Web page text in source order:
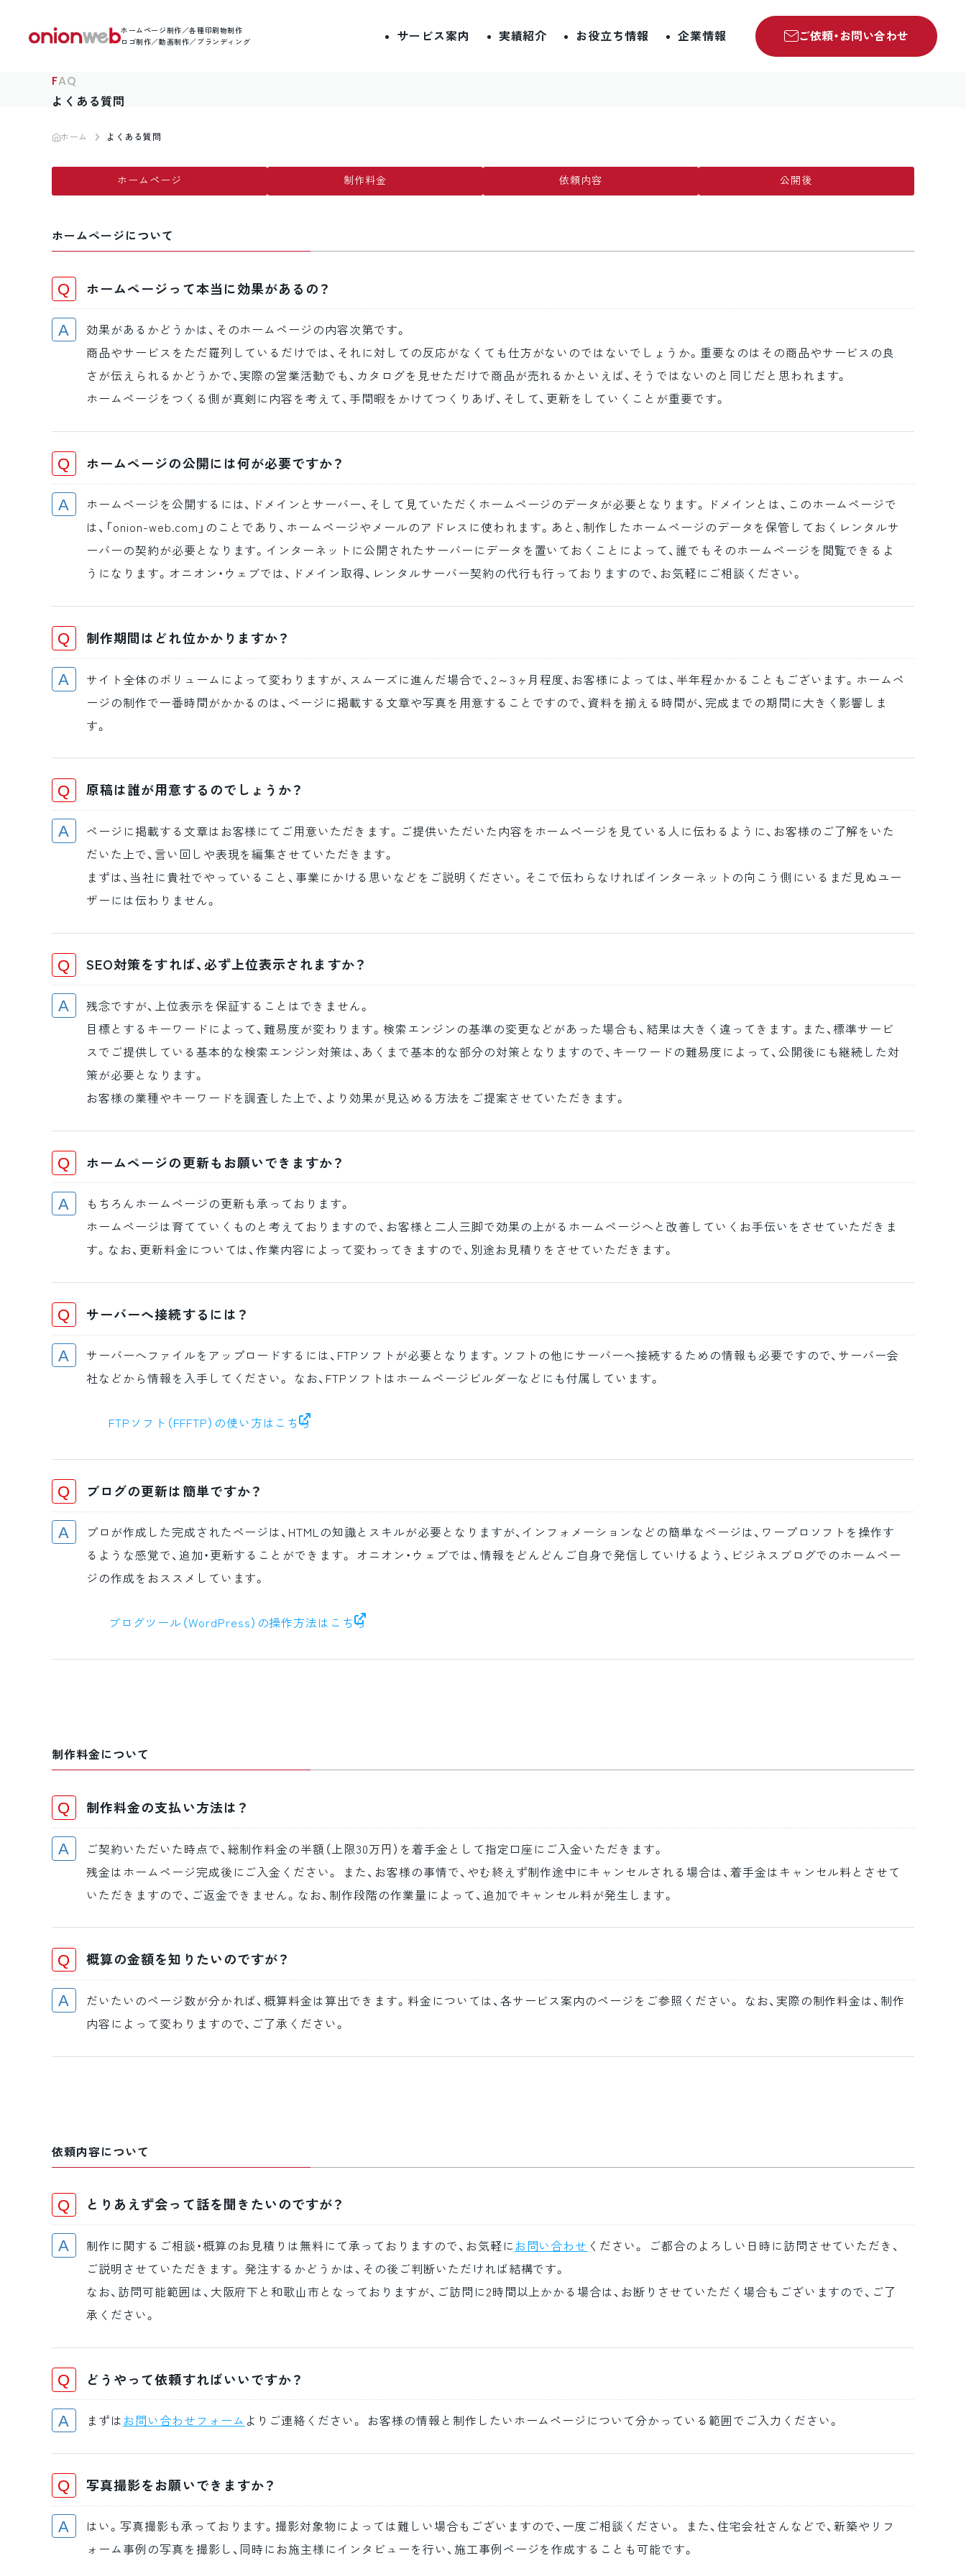
ホームページ制作／各種印刷物制作
ロゴ制作／動画制作／ブランディング
サービス案内 実績紹介 お役立ち情報 企業情報 ご依頼・お問い合わせ
FAQ
よくある質問
ホーム よくある質問
ホームページ 制作料金 依頼内容 公開後
ホームページについて
ホームページって本当に効果があるの？
効果があるかどうかは、そのホームページの内容次第です。
商品やサービスをただ羅列しているだけでは、それに対しての反応がなくても仕方がないのではないでしょうか。重要なのはその商品やサービスの良
さが伝えられるかどうかで、実際の営業活動でも、カタログを見せただけで商品が売れるかといえば、そうではないのと同じだと思われます。
ホームページをつくる側が真剣に内容を考えて、手間暇をかけてつくりあげ、そして、更新をしていくことが重要です。
ホームページの公開には何が必要ですか？
ホームページを公開するには、ドメインとサーバー、そして見ていただくホームページのデータが必要となります。ドメインとは、このホームページで
は、「onion-web.com」のことであり、ホームページやメールのアドレスに使われます。あと、制作したホームページのデータを保管しておくレンタルサ
ーバーの契約が必要となります。インターネットに公開されたサーバーにデータを置いておくことによって、誰でもそのホームページを閲覧できるよ
うになります。オニオン・ウェブでは、ドメイン取得、レンタルサーバー契約の代行も行っておりますので、お気軽にご相談ください。
制作期間はどれ位かかりますか？
サイト全体のボリュームによって変わりますが、スムーズに進んだ場合で、2～3ヶ月程度、お客様によっては、半年程かかることもございます。ホームペ
ージの制作で一番時間がかかるのは、ページに掲載する文章や写真を用意することですので、資料を揃える時間が、完成までの期間に大きく影響しま
す。
原稿は誰が用意するのでしょうか？
ページに掲載する文章はお客様にてご用意いただきます。ご提供いただいた内容をホームページを見ている人に伝わるように、お客様のご了解をいた
だいた上で、言い回しや表現を編集させていただきます。
まずは、当社に貴社でやっていること、事業にかける思いなどをご説明ください。そこで伝わらなければインターネットの向こう側にいるまだ見ぬユー
ザーには伝わりません。
SEO対策をすれば、必ず上位表示されますか？
残念ですが、上位表示を保証することはできません。
目標とするキーワードによって、難易度が変わります。検索エンジンの基準の変更などがあった場合も、結果は大きく違ってきます。また、標準サービ
スでご提供している基本的な検索エンジン対策は、あくまで基本的な部分の対策となりますので、キーワードの難易度によって、公開後にも継続した対
策が必要となります。
お客様の業種やキーワードを調査した上で、より効果が見込める方法をご提案させていただきます。
ホームページの更新もお願いできますか？
もちろんホームページの更新も承っております。
ホームページは育てていくものと考えておりますので、お客様と二人三脚で効果の上がるホームページへと改善していくお手伝いをさせていただきま
す。なお、更新料金については、作業内容によって変わってきますので、別途お見積りをさせていただきます。
サーバーへ接続するには？
サーバーへファイルをアップロードするには、FTPソフトが必要となります。ソフトの他にサーバーへ接続するための情報も必要ですので、サーバー会
社などから情報を入手してください。 なお、FTPソフトはホームページビルダーなどにも付属しています。
FTPソフト（FFFTP）の使い方はこちら
ブログの更新は簡単ですか？
プロが作成した完成されたページは、HTMLの知識とスキルが必要となりますが、インフォメーションなどの簡単なページは、ワープロソフトを操作す
るような感覚で、追加・更新することができます。 オニオン・ウェブでは、情報をどんどんご自身で発信していけるよう、ビジネスブログでのホームペー
ジの作成をおススメしています。
ブログツール（WordPress）の操作方法はこちら
制作料金について
制作料金の支払い方法は？
ご契約いただいた時点で、総制作料金の半額（上限30万円）を着手金として指定口座にご入金いただきます。
残金はホームページ完成後にご入金ください。 また、お客様の事情で、やむ終えず制作途中にキャンセルされる場合は、着手金はキャンセル料とさせて
いただきますので、ご返金できません。なお、制作段階の作業量によって、追加でキャンセル料が発生します。
概算の金額を知りたいのですが？
だいたいのページ数が分かれば、概算料金は算出できます。料金については、各サービス案内のページをご参照ください。 なお、実際の制作料金は、制作
内容によって変わりますので、ご了承ください。
依頼内容について
とりあえず会って話を聞きたいのですが？
制作に関するご相談・概算のお見積りは無料にて承っておりますので、お気軽に お問い合わせ ください。 ご都合のよろしい日時に訪問させていただき、
ご説明させていただきます。 発注するかどうかは、その後ご判断いただければ結構です。
なお、訪問可能範囲は、大阪府下と和歌山市となっておりますが、ご訪問に2時間以上かかる場合は、お断りさせていただく場合もございますので、ご了
承ください。
どうやって依頼すればいいですか？
まずは お問い合わせフォーム よりご連絡ください。 お客様の情報と制作したいホームページについて分かっている範囲でご入力ください。
写真撮影をお願いできますか？
はい。写真撮影も承っております。撮影対象物によっては難しい場合もございますので、一度ご相談ください。 また、住宅会社さんなどで、新築やリフ
ォーム事例の写真を撮影し、同時にお施主様にインタビューを行い、施工事例ページを作成することも可能です。